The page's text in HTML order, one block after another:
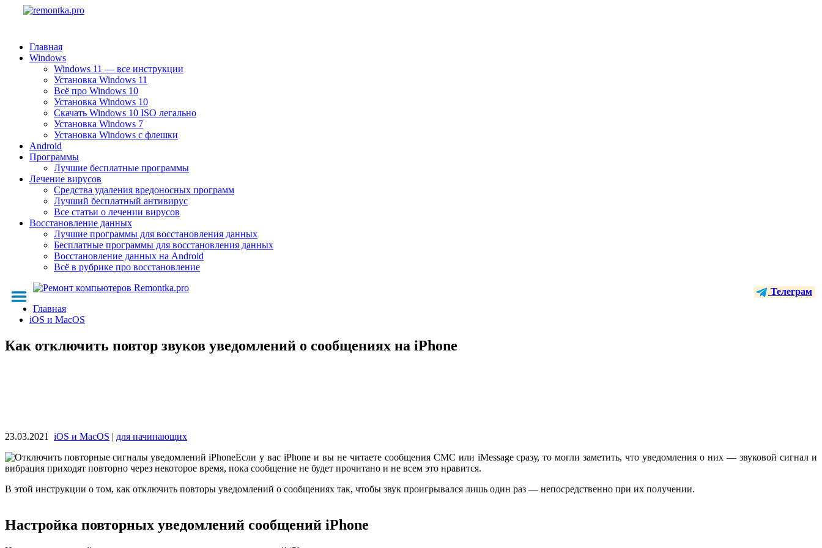
Главная
Windows
Windows 11 — все инструкции
Установка Windows 11
Всё про Windows 10
Установка Windows 10
Скачать Windows 10 ISO легально
Установка Windows 7
Установка Windows с флешки
Android
Программы
Лучшие бесплатные программы
Лечение вирусов
Средства удаления вредоносных программ
Лучший бесплатный антивирус
Все статьи о лечении вирусов
Восстановление данных
Лучшие программы для восстановления данных
Бесплатные программы для восстановления данных
Восстановление данных на Android
Всё в рубрике про восстановление
Телеграм
Главная
iOS и MacOS
Как отключить повтор звуков уведомлений о сообщениях на iPhone
23.03.2021 iOS и MacOS | для начинающих
Если у вас iPhone и вы не читаете сообщения СМС или iMessage сразу, то могли заметить, что уведомления о них — звуковой сигнал и
вибрация приходят повторно через некоторое время, пока сообщение не будет прочитано и не всем это нравится.
В этой инструкции о том, как отключить повторы уведомлений о сообщениях так, чтобы звук проигрывался лишь один раз — непосредственно при их получении.
Настройка повторных уведомлений сообщений iPhone